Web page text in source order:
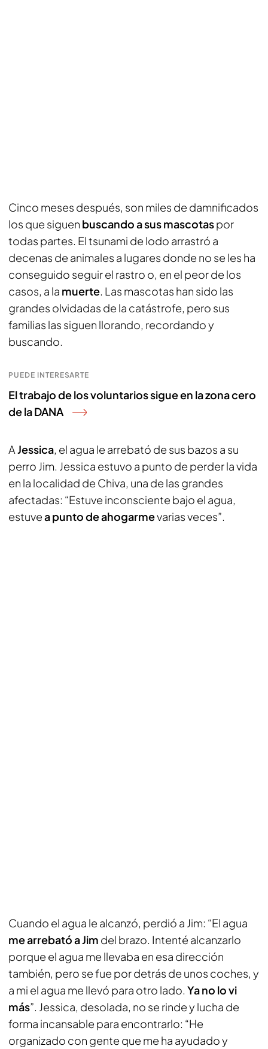
Cinco meses después, son miles de damnificados
los que siguen buscando a sus mascotaspor
todas partes. El tsunami de lodo arrastró a
decenas de animales a lugares donde no se les ha
conseguido seguir el rastro o, en el peor de los
casos, a la muerte. Las mascotas han sido las
grandes olvidadas de la catástrofe, pero sus
familias las siguen llorando, recordando y
buscando.
PUEDE INTERESARTE
El trabajo de los voluntarios sigue en la zona cero
de la DANA
AJessica, el agua le arrebató de sus bazos a su
perro Jim. Jessica estuvo a punto de perder la vida
en la localidad de Chiva, una de las grandes
afectadas: “Estuve inconsciente bajo el agua,
estuvea punto de ahogarmevarias veces”.
Cuando el agua le alcanzó, perdió a Jim: “El agua
me arrebató a Jim del brazo. Intenté alcanzarlo
porque el agua me llevaba en esa dirección
también, pero se fue por detrás de unos coches, y
a mi el agua me llevó para otro lado. Ya no lo vi
más”. Jessica, desolada, no se rinde y lucha de
forma incansable para encontrarlo: “He
organizado con gente que me ha ayudado y